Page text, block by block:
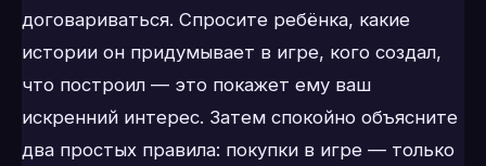
договариваться. Спросите ребёнка, какие
истории он придумывает в игре, кого создал,
что построил — это покажет ему ваш
искренний интерес. Затем спокойно объясните
два простых правила: покупки в игре — только